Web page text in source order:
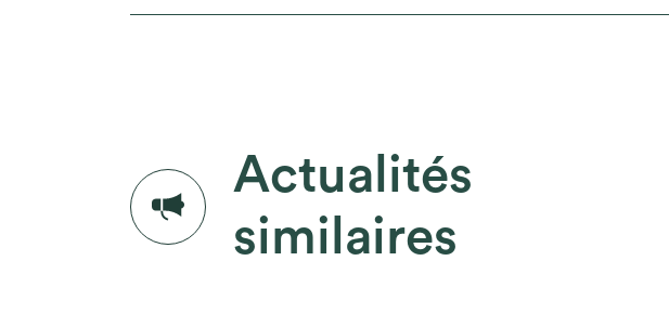
Actualités
similaires